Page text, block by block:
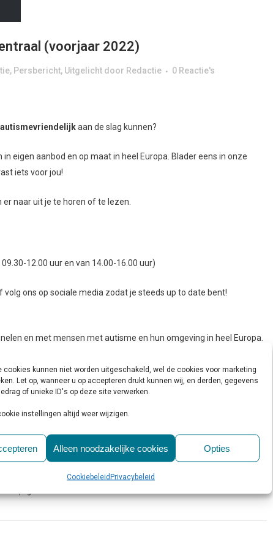
cookies kunnen niet worden uitgeschakeld, wel de cookies voor marketing
Let op, wanneer u op accepteren drukt kunnen wij, en derden, gegevens
of unieke ID's op deze site verwerken.
instellingen altijd weer wijzigen.
Alleen noodzakelijke cookies Opties
CookiebeleidPrivacybeleid
(voorjaar 2022)
, Persbericht, Uitgelicht door Redactie 0 Reactie's
autismevriendelijkaan de slag kunnen?
eigen aanbod en op maat in heel Europa. Blader eens in onze
iets voor jou!
er naar uit je te horen of te lezen.
12.00 uur en van 14.00-16.00 uur)
volg ons op sociale media zodat je steeds up to date bent!
en met mensen met autisme en hun omgeving in heel Europa.
en dit doen we door bewustwording te creëren, te informeren, te